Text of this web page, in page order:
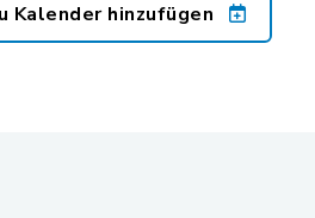
Kalender hinzufügen